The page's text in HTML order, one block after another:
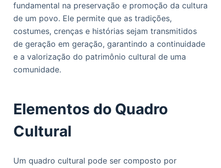
fundamental na preservação e promoção da cultura
de um povo. Ele permite que as tradições,
costumes, crenças e histórias sejam transmitidos
de geração em geração, garantindo a continuidade
e a valorização do patrimônio cultural de uma
comunidade.
Elementos do Quadro
Cultural
Um quadro cultural pode ser composto por